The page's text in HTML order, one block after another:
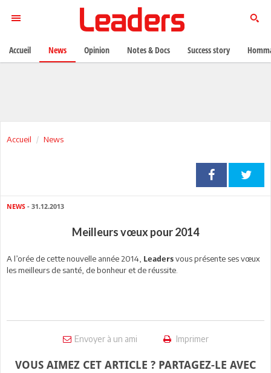
Accueil News
NEWS - 31.12.2013
Meilleurs vœux pour 2014
A l’orée de cette nouvelle année 2014, Leaders vous présente ses vœux
les meilleurs de santé, de bonheur et de réussite.
Envoyer à un ami Imprimer
VOUS AIMEZ CET ARTICLE ? PARTAGEZ-LE AVEC
Accueil News Opinion Notes & Docs Success story